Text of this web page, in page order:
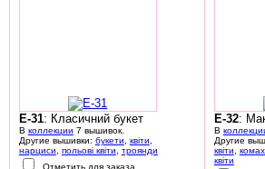
E-31: Класичний букет
В коллекции 7 вышивок.
Другие вышивки: букети квіти
нарциси
польові квіти
троянди
Отметить для заказа
E-32:
В
Другие
квіти
квіти